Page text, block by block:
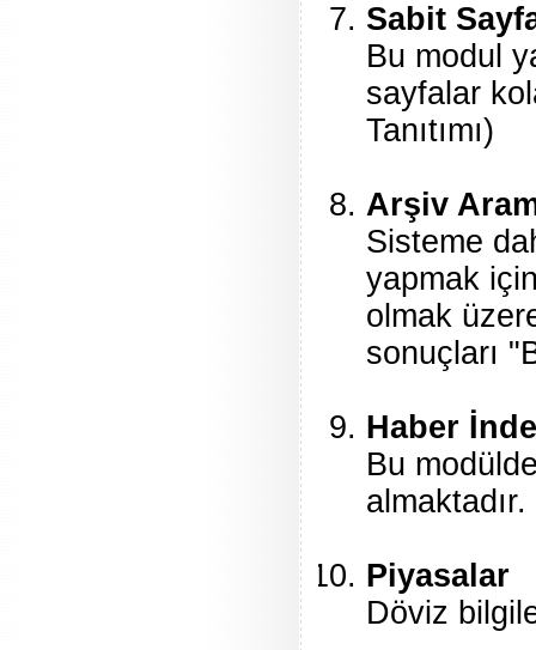
Sabit
Bu modul
sayfalar
Tanıtımı)
Arşiv
Sisteme
yapmak
olmak
sonuçları
Haber
Bu
almaktadır.
Piyasalar
Döviz